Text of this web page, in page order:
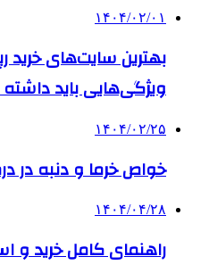
۱۴۰۴/۰۲/۰۱
بهترین سایت‌های خرید
ویژگی‌هایی باید
۱۴۰۴/۰۲/۲۵
خواص خرما و دنبه در
۱۴۰۴/۰۴/۲۸
راهنمای کامل خرید و